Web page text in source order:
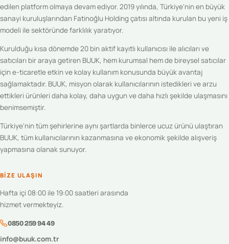
edilen platform olmaya devam ediyor. 2019 yılında, Türkiye'nin en büyük
sanayi kuruluşlarından Fatinoğlu Holding çatısı altında kurulan bu yeni iş
modeli ile sektöründe farklılık yaratıyor.
Kurulduğu kısa dönemde 20 bin aktif kayıtlı kullanıcısı ile alıcıları ve
satıcıları bir araya getiren BUUK, hem kurumsal hem de bireysel satıcılar
için e-ticaretle etkin ve kolay kullanım konusunda büyük avantaj
sağlamaktadır. BUUK, misyon olarak kullanıcılarının istedikleri ve arzu
ettikleri ürünleri daha kolay, daha uygun ve daha hızlı şekilde ulaşmasını
benimsemiştir.
Türkiye'nin tüm şehirlerine aynı şartlarda binlerce ucuz ürünü ulaştıran
BUUK, tüm kullanıcılarının kazanmasına ve ekonomik şekilde alışveriş
yapmasına olanak sunuyor.
BIZE ULAŞIN
Hafta içi 08:00 ile 19:00 saatleri arasında
hizmet vermekteyiz.
0850 259 94 49
info@buuk.com.tr